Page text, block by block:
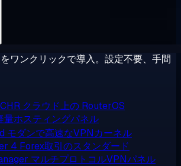
ワンクリックで導入。設定不要、手間
クラウド上の RouterOS
量ホスティングパネル
モダンで高速なVPNカーネル
4 Forex取引のスタンダード
マルチプロトコルVPNパネル